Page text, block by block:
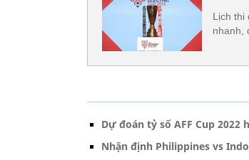
Lịch thi
nhanh,
Dự đoán tỷ số AFF Cup 2022
Nhận định Philippines vs